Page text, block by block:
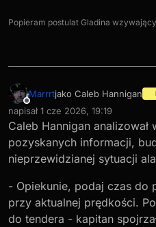
Popieram postulat Gladina
Niedostępny
Marrrtjako Caleb Hannigan
napisał1 cze 2026, 19:19
ostatnio edytowany przez
Caleb Hannigan analizował
pozyskanych informacji,
nieprzewidzianej sytuacji
- Opiekunie, podaj czas do
przy aktualnej prędkości.
do tendera - kapitan